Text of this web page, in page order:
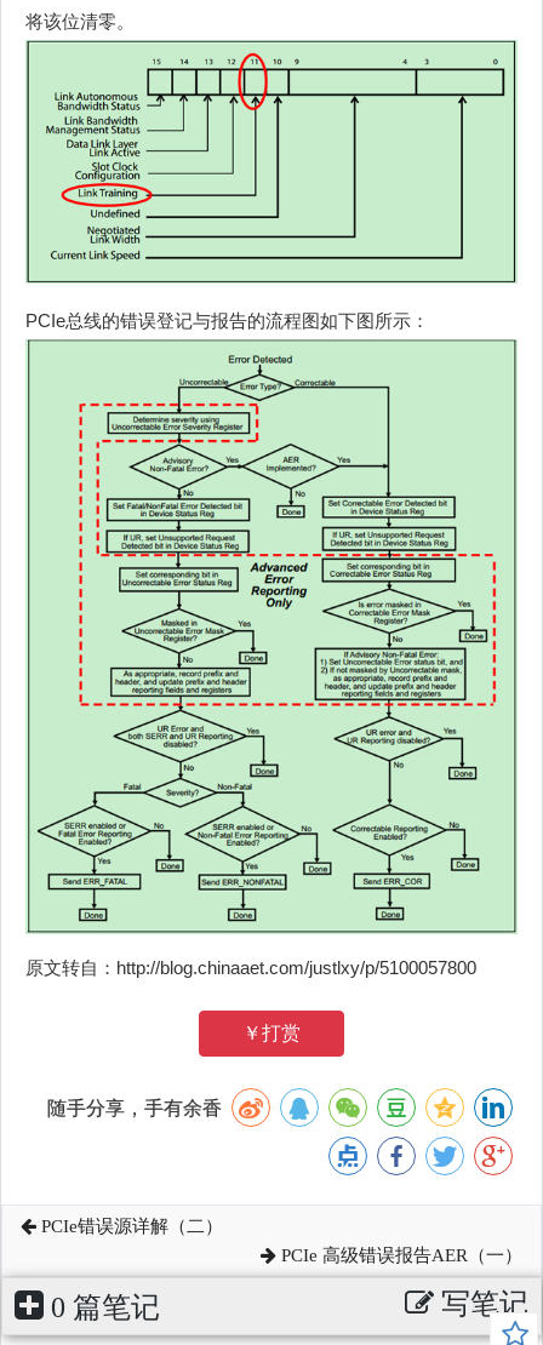
将该位清零。
PCIe总线的错误登记与报告的流程图如下图所示：
原文转自：http://blog.chinaaet.com/justlxy/p/5100057800
￥打赏
随手分享，手有余香
PCIe错误源详解（二）
PCIe 高级错误报告AER（一）
0 篇笔记 写笔记